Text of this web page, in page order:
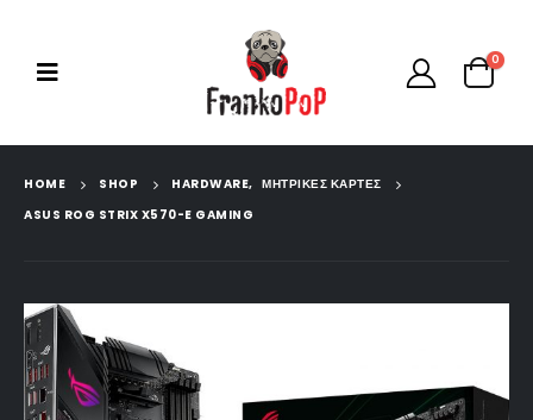
0
HOME SHOP HARDWARE, ΜΗΤΡΙΚΕΣ ΚΑΡΤΕΣ
ASUS ROG STRIX X570-E GAMING